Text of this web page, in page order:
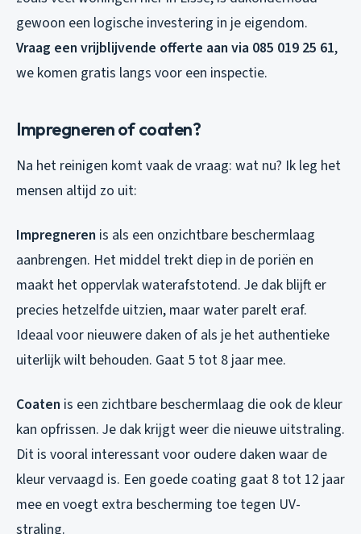
gewoon een logische investering in je eigendom.
Vraag een vrijblijvende offerte aan via 085 019 25 61,
we komen gratis langs voor een inspectie.
Impregneren of coaten?
Na het reinigen komt vaak de vraag: wat nu? Ik leg het
mensen altijd zo uit:
Impregneren is als een onzichtbare beschermlaag
aanbrengen. Het middel trekt diep in de poriën en
maakt het oppervlak waterafstotend. Je dak blijft er
precies hetzelfde uitzien, maar water parelt eraf.
Ideaal voor nieuwere daken of als je het authentieke
uiterlijk wilt behouden. Gaat 5 tot 8 jaar mee.
Coaten is een zichtbare beschermlaag die ook de kleur
kan opfrissen. Je dak krijgt weer die nieuwe uitstraling.
Dit is vooral interessant voor oudere daken waar de
kleur vervaagd is. Een goede coating gaat 8 tot 12 jaar
mee en voegt extra bescherming toe tegen UV-
straling.